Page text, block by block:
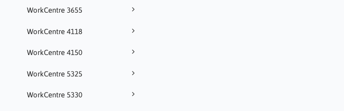
WorkCentre 3655
WorkCentre 4118
WorkCentre 4150
WorkCentre 5325
WorkCentre 5330